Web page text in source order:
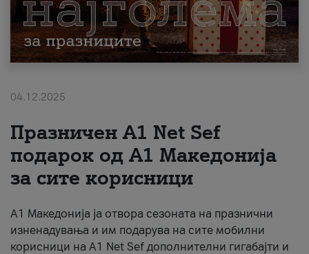
Приватни Деловни
Поддршка
Надополни кредит
За нас
#ПодобарОнлајн
04.12.2025
Празничен A1 Net Sеf
подарок од А1 Македонија
за сите корисници
А1 Македонија ја отвора сезоната на празнични
изненадувања и им подарува на сите мобилни
корисници на A1 Net Sef дополнителни гигабајти и